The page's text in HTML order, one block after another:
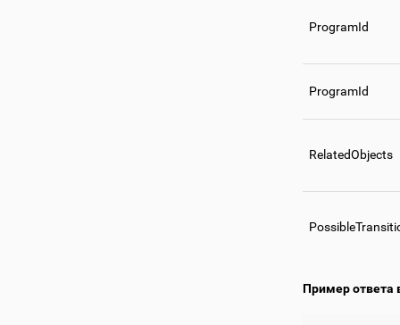
ProgramId
ProgramId
RelatedObjects
Пример ответа